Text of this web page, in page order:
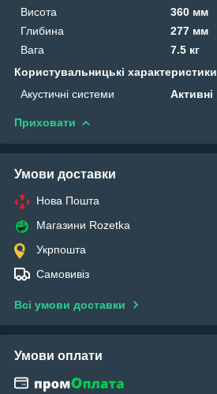
Висота
360 мм
Глибина
277 мм
Вага
7.5 кг
Користувальницькі характеристики
Акустичні системи
Активні
Приховати
Умови доставки
Нова Пошта
Магазини Rozetka
Укрпошта
Самовивіз
Всі умови доставки
Умови оплати